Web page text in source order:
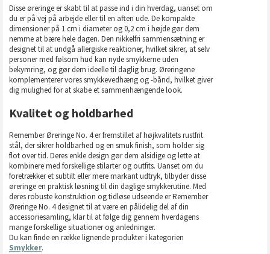
Disse øreringe er skabt til at passe ind i din hverdag, uanset om
du er på vej på arbejde eller til en aften ude. De kompakte
dimensioner på 1 cm i diameter og 0,2 cm i højde gør dem
nemme at bære hele dagen. Den nikkelfri sammensætning er
designet til at undgå allergiske reaktioner, hvilket sikrer, at selv
personer med følsom hud kan nyde smykkerne uden
bekymring, og gør dem ideelle til daglig brug. Øreringene
komplementerer vores smykkevedhæng og -bånd, hvilket giver
dig mulighed for at skabe et sammenhængende look.
Kvalitet og holdbarhed
Remember Øreringe No. 4 er fremstillet af højkvalitets rustfrit
stål, der sikrer holdbarhed og en smuk finish, som holder sig
flot over tid. Deres enkle design gør dem alsidige og lette at
kombinere med forskellige stilarter og outfits. Uanset om du
foretrækker et subtilt eller mere markant udtryk, tilbyder disse
øreringe en praktisk løsning til din daglige smykkerutine. Med
deres robuste konstruktion og tidløse udseende er Remember
Øreringe No. 4 designet til at være en pålidelig del af din
accessoriesamling, klar til at følge dig gennem hverdagens
mange forskellige situationer og anledninger.
Du kan finde en række lignende produkter i kategorien
Smykker.